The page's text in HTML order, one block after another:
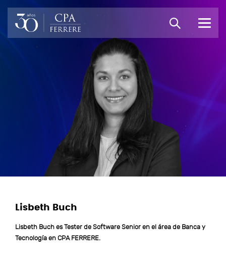
Lisbeth Buch
Lisbeth Buch es Tester de Software Senior en el área de Banca y
Tecnología en CPA FERRERE.